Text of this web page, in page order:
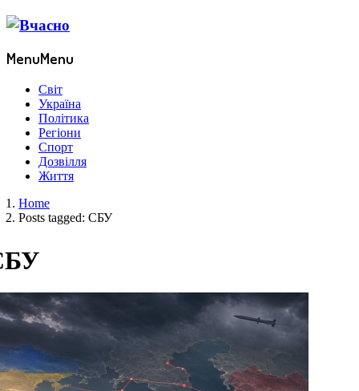
MenuMenu
Світ
Україна
Політика
Регіони
Спорт
Дозвілля
Життя
Home
Posts tagged: СБУ